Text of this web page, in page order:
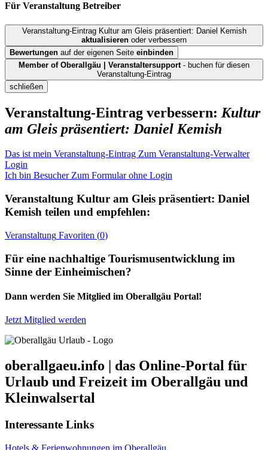
Für Veranstaltung Betreiber
Veranstaltung-Eintrag Kultur am Gleis präsentiert: Daniel Kemish
aktualisieren oder verbessern
Bewertungen auf der eigenen Seite einbinden
Member of Oberallgäu | Veranstaltersupport - buchen für diesen
Veranstaltung-Eintrag
schließen
Veranstaltung-Eintrag verbessern: Kultur
am Gleis präsentiert: Daniel Kemish
Das ist mein Veranstaltung-Eintrag Zum Veranstaltung-Verwalter
Login
Ich bin BesucherZum Formular ohne Login
Veranstaltung Kultur am Gleis präsentiert: Daniel
Kemish teilen und empfehlen:
Veranstaltung Favoriten (0)
Für eine nachhaltige Tourismusentwicklung im
Sinne der Einheimischen?
Dann werden Sie Mitglied im Oberallgäu Portal!
Jetzt Mitglied werden
oberallgaeu.info | das Online-Portal für
Urlaub und Freizeit im Oberallgäu und
Kleinwalsertal
Interessante Links
Hotels & Ferienwohnungen im Oberallgäu